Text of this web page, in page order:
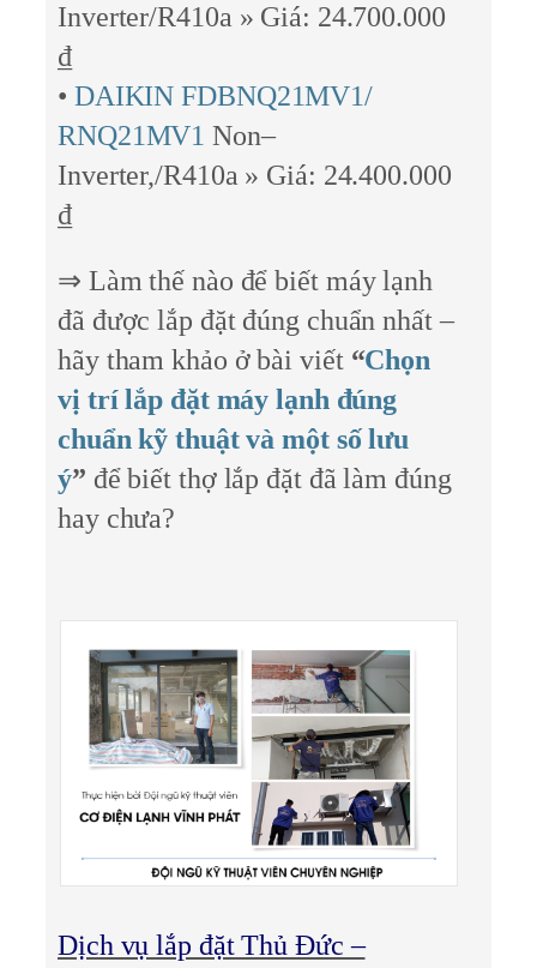
Inverter/R410a » Giá: 24.700.000
₫
• DAIKIN FDBNQ21MV1/
RNQ21MV1 Non–
Inverter,/R410a » Giá: 24.400.000
₫
⇒ Làm thế nào để biết máy lạnh
đã được lắp đặt đúng chuẩn nhất –
hãy tham khảo ở bài viết “Chọn
vị trí lắp đặt máy lạnh đúng
chuẩn kỹ thuật và một số lưu
ý” để biết thợ lắp đặt đã làm đúng
hay chưa?
Dịch vụ lắp đặt Thủ Đức –